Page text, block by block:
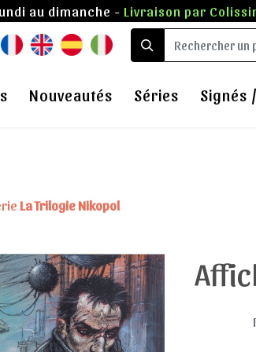
au dimanche - Livraison par
Nouveautés Séries Signés
La Trilogie Nikopol